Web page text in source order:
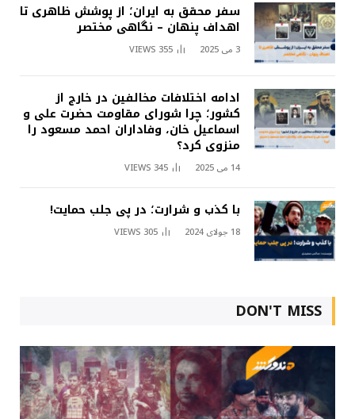
سفر محقق به ایران؛ از پوشش ظاهری تا
اهداف پنهان – نگاهی مختصر
3 می 2025 355
VIEWS
ادامه اختلافات مخالفین در خارج از
کشور؛ چرا شورای مقاومت حضرت علی و
اسماعیل خان، وفاداران احمد مسعود را
منزوی کرد؟
14 می 2025 345
VIEWS
با کذب و شرارت؛ در پی جلب حمایت!
18 جولای 2024 305
VIEWS
DON'T MISS